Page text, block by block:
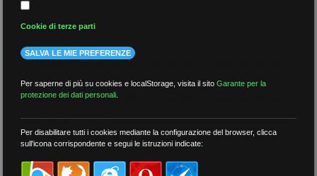
più recenti
meno recenti
per tag
Cookie di terze parti
SALVA LE MIE PREFERENZE
Per saperne di più su cookies e localStorage, visita il sitoGarante per la
protezione dei dati personali
Per disabilitare tutti i cookies mediante la configurazione del browser, clicca
sull'icona corrispondente e segui le istruzioni indicate: